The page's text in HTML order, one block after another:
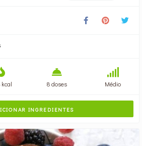
kcal 8 doses Médio
INGREDIENTES